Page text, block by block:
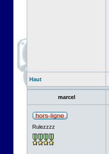
Haut
marcel
Rulezzzz